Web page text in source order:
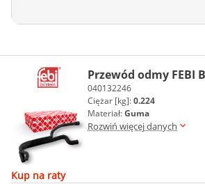
Przewód odmy FEBI
040132246
Ciężar [kg]:0.224
Materiał:Guma
Rozwiń więcej danych
Kup na raty